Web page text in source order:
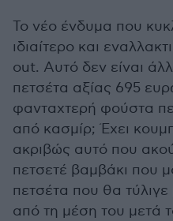
Το νέο ένδυμα που
ιδιαίτερο και
out. Αυτό δεν είναι
πετσέτα αξίας 695
φανταχτερή φούστα
από κασμίρ; Έχει
ακριβώς αυτό που
πετσετέ βαμβάκι που
πετσέτα που θα
από τη μέση του μετά